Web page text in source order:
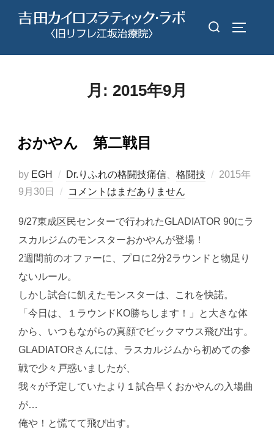
検
対
月: 2015年9月
おかやん 第二戦目
by EGH Dr.りふれの格闘技痛信、 格闘技
投
2015年
9月30日
コメントはまだありません
9/27東成区民センターで行われたGLADIATOR 90にラ
スカルジムのモンスターおかやんが登場！
2週間前のオファーに、プロに2分2ラウンドと物足り
ないルール。
しかし試合に飢えたモンスターは、これを快諾。
「今日は、１ラウンドKO勝ちします！」と大きな体
から、いつもながらの真顔でビックマウス飛び出す。
GLADIATORさんには、ラスカルジムから初めての参
戦で少々戸惑いましたが、
我々が予定していたより１試合早くおかやんの入場曲
が…
俺や！と慌てて飛び出す。